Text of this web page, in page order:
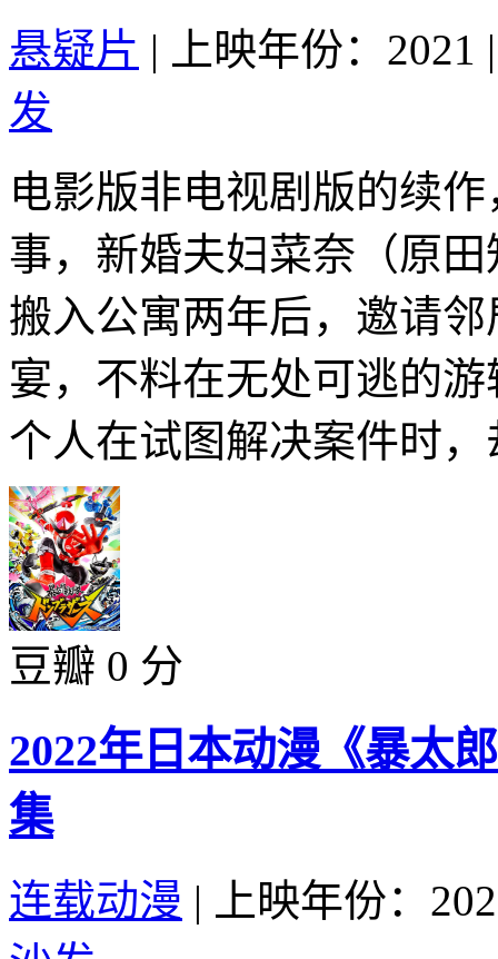
悬疑片 | 上映年份：2021 |
发
电影版非电视剧版的续
事，新婚夫妇菜奈（原
搬入公寓两年后，邀请
宴，不料在无处可逃的
个人在试图解决案件时
豆瓣 0 分
2022年日本动漫《暴太
集
连载动漫 |
上映年份：